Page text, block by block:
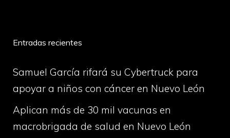
Entradas recientes
Samuel García rifará su Cybertruck para
apoyar a niños con cáncer en Nuevo León
Aplican más de 30 mil vacunas en
macrobrigada de salud en Nuevo León